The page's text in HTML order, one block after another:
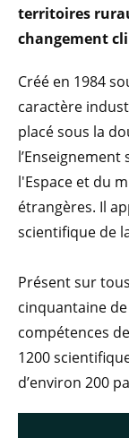
territoires
changement
Créé en 1984
caractère
placé sous la
l'Espace et du
étrangères. Il
scientifique de
Présent sur
cinquantaine de
compétences
1200
d’environ 200